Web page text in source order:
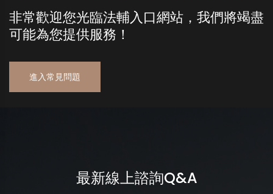
非常歡迎您光臨法輔入口網站，我們將竭盡
可能為您提供服務！
進入常見問題
最新線上諮詢Q&A